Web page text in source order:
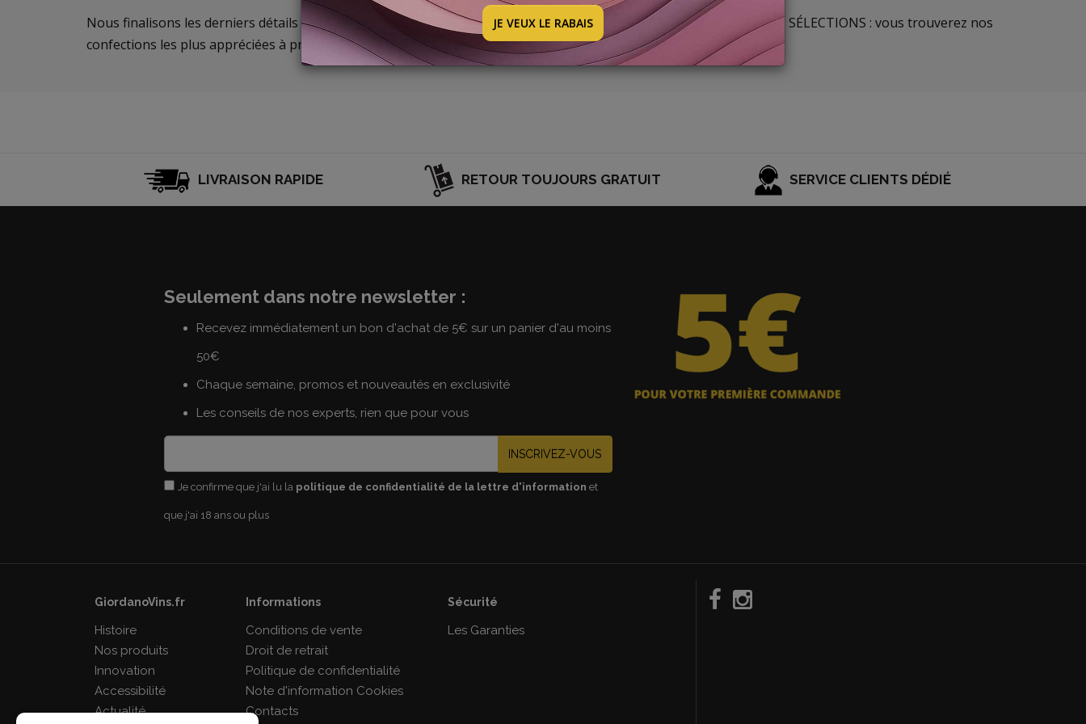
Nous finalisons les derniers détails de la nouvelle promotion : elle sera bientôt en ligne. Jetez un œil à la section LES SÉLECTIONS : vous trouverez nos
confections les plus appréciées à prix réduits!
LIVRAISON RAPIDE RETOUR TOUJOURS GRATUIT SERVICE CLIENTS DÉDIÉ
Seulement dans notre newsletter :
Recevez immédiatement un bon d'achat de 5€ sur un panier d'au moins
50€
Chaque semaine, promos et nouveautés en exclusivité
Les conseils de nos experts, rien que pour vous
INSCRIVEZ-VOUS
Je confirme que j'ai lu la politique de confidentialité de la lettre d'information et
que j'ai 18 ans ou plus
GiordanoVins.fr
Histoire
Nos produits
Innovation
Accessibilité
Actualité
Informations
Conditions de vente
Droit de retrait
Politique de confidentialité
Note d'information Cookies
Contacts
Sécurité
Les Garanties
JE VEUX LE RABAIS